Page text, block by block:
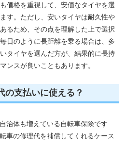
価格を重視して、安価なタイヤを選
す。ただし、安いタイヤは耐久性や
るため、その点を理解した上で選択
日のように長距離を乗る場合は、多
タイヤを選んだ方が、結果的に長持
ンスが良いこともあります。
の支払いに使える？
治体も増えている自転車保険です
車の修理代を補償してくれるケース